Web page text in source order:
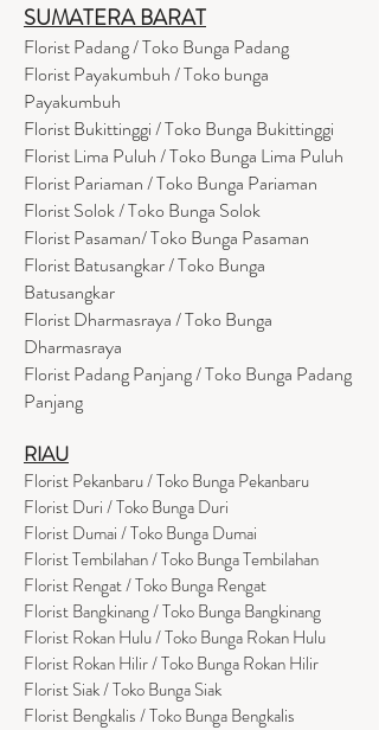
SUMATERA BARAT
Florist Padang / Toko Bunga Padang
Florist Payakumbuh / Toko bunga
Payakumbuh
Florist Bukittinggi / Toko Bunga Bukittinggi
Florist Lima Puluh / Toko Bunga Lima Puluh
Florist Pariaman / Toko Bunga Pariaman
Florist Solok / Toko Bunga Solok
Florist Pasaman/ Toko Bunga Pasaman
Florist Batusangkar / Toko Bunga
Batusangkar
Florist Dharmasraya / Toko Bunga
Dharmasraya
Florist Padang Panjang / Toko Bunga Padang
Panjang
RIAU
Florist Pekanbaru / Toko Bunga Pekanbaru
Florist Duri / Toko Bunga Duri
Florist Dumai / Toko Bunga Dumai
Florist Tembilahan / Toko Bunga Tembilahan
Florist Rengat / Toko Bunga Rengat
Florist Bangkinang / Toko Bunga Bangkinang
Florist Rokan Hulu / Toko Bunga Rokan Hulu
Florist Rokan Hilir / Toko Bunga Rokan Hilir
Florist Siak / Toko Bunga Siak
Florist Bengkalis / Toko Bunga Bengkalis